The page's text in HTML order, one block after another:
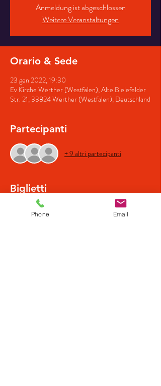
Anmeldung ist abgeschlossen
Weitere Veranstaltungen
Orario & Sede
23 gen 2022, 19:30
Ev Kirche Werther (Westfalen), Alte Bielefelder
Str. 21, 33824 Werther (Westfalen), Deutschland
Partecipanti
+ 9 altri partecipanti
Biglietti
Vendita terminata
Phone Email